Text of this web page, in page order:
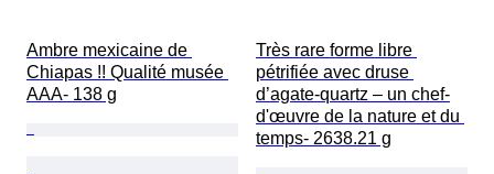
Ambre mexicaine de
Chiapas !! Qualité musée
AAA- 138 g
Très rare forme libre
pétrifiée avec druse
d’agate-quartz – un chef-
d'œuvre de la nature et du
temps- 2638.21 g